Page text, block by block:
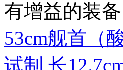
有增益的装备
53cm舰首（
试制 长